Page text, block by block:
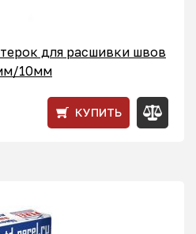
для расшивки швов
10мм
КУПИТЬ